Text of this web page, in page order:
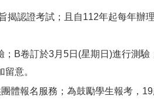
揭認證考試；且自112年起每年辦
B卷訂於3月5日(星期日)進行測驗
意。
體報名服務；為鼓勵學生報考，19